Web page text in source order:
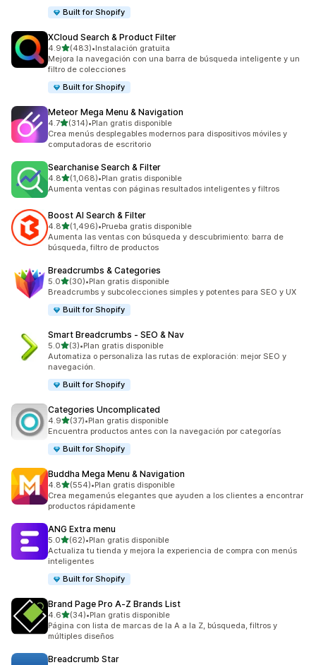
Built for Shopify
XCloud Search & Product Filter
4.9de 5 estrellas
(483)
483 reseñas en total
•Instalación gratuita
Mejora la navegación con una barra de búsqueda inteligente y un
filtro de colecciones
Built for Shopify
Meteor Mega Menu & Navigation
4.7de 5 estrellas
(314)
314 reseñas en total
•Plan gratis disponible
Crea menús desplegables modernos para dispositivos móviles y
computadoras de escritorio
Searchanise Search & Filter
4.8de 5 estrellas
(1,068)
1068 reseñas en total
•Plan gratis disponible
Aumenta ventas con páginas resultados inteligentes y filtros
Boost AI Search & Filter
4.8de 5 estrellas
(1,496)
1496 reseñas en total
•Prueba gratis disponible
Aumenta las ventas con búsqueda y descubrimiento: barra de
búsqueda, filtro de productos
Breadcrumbs & Categories
5.0de 5 estrellas
(30)
30 reseñas en total
•Plan gratis disponible
Breadcrumbs y subcolecciones simples y potentes para SEO y UX
Built for Shopify
Smart Breadcrumbs ‑ SEO & Nav
5.0de 5 estrellas
(3)
3 reseñas en total
•Plan gratis disponible
Automatiza o personaliza las rutas de exploración: mejor SEO y
navegación.
Built for Shopify
Categories Uncomplicated
4.9de 5 estrellas
(37)
37 reseñas en total
•Plan gratis disponible
Encuentra productos antes con la navegación por categorías
Built for Shopify
Buddha Mega Menu & Navigation
4.8de 5 estrellas
(554)
554 reseñas en total
•Plan gratis disponible
Crea megamenús elegantes que ayuden a los clientes a encontrar
productos rápidamente
ANG Extra menu
5.0de 5 estrellas
(62)
62 reseñas en total
•Plan gratis disponible
Actualiza tu tienda y mejora la experiencia de compra con menús
inteligentes
Built for Shopify
Brand Page Pro A‑Z Brands List
4.6de 5 estrellas
(34)
34 reseñas en total
•Plan gratis disponible
Página con lista de marcas de la A a la Z, búsqueda, filtros y
múltiples diseños
Breadcrumb Star